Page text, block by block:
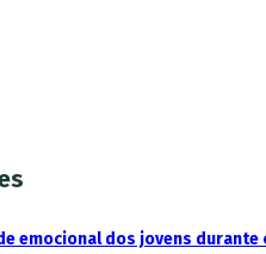
emocional dos jovens durante